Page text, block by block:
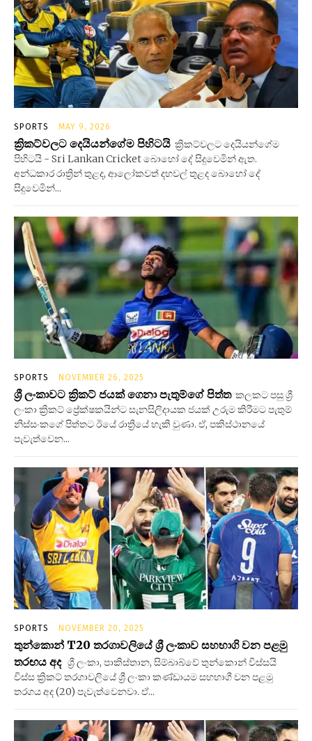
SPORTS MAY 9, 2026
ක්‍රිකට්වලට දෙයියන්ගේම පිහිටයි ක්‍රිකට්වලට දෙයියන්ගේම
පිහිටයි - Sri Lankan Cricket බොහෝ දේ සිදුවෙමින් ඇත.
අන්ධකාර රාත්‍රින් තුළද, ආලෝකවත් දහවල් තුළද බොහෝ දේ
සිදුවෙමින්...
SPORTS NOVEMBER 26, 2025
ශ්‍රී ලංකාවට ක්‍රිකට් ජයක් ගෙනා පැතුම්ගේ පිත්ත කලකට පසු ශ්‍රී
ලංකා ක්‍රිකට් ප්‍රේක්ෂකයින්ට සැනසිලිදායක ජයක් උරුම කිරීමට පැතුම්
නිස්සංකගේ පිත්තට ඊයේ රාත්‍රියේ හැකි වුණා. ඒ, පකිස්ථානයේ
පැවැත්වෙන...
SPORTS NOVEMBER 20, 2025
තුන්කොන් T20 තරගාවලියේ ශ්‍රී ලංකාව සහභාගි වන පළමු
තරඟය අද ශ්‍රී ලංකා, පාකිස්තාන, සිම්බාබ්වේ තුන්කොන් විස්සයි
විස්ස ක්‍රිකට් තරගාවලියේ ශ්‍රී ලංකා කණ්ඩායම සහභාගී වන පළමු
තරගය අද (20) පැවැත්වෙනවා. ඒ...